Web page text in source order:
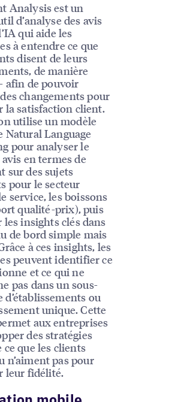
Analysis est un
d’analyse des avis
qui aide les
à entendre ce que
disent de leurs
de manière
afin de pouvoir
changements pour
la satisfaction client.
utilise un modèle
Natural Language
pour analyser le
en termes de
sur des sujets
pour le secteur
service, les boissons
qualité-prix), puis
les insights clés dans
de bord simple mais
à ces insights, les
peuvent identifier ce
et ce qui ne
pas dans un sous-
d’établissements ou
unique. Cette
aux entreprises
des stratégies
ce que les clients
n’aiment pas pour
leur fidélité.